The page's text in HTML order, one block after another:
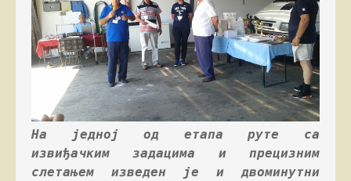
На једној од етапа руте са
извиђачким задацима и прецизним
слетањем изведен је и двоминутни